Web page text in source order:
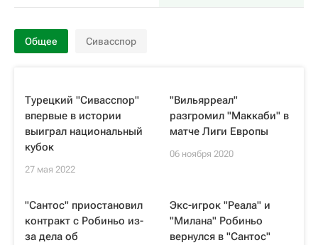
Общее Сивасспор
Турецкий "Сивасспор"
впервые в истории
выиграл национальный
кубок
27 мая 2022
"Вильярреал"
разгромил "Маккаби" в
матче Лиги Европы
06 ноября 2020
"Сантос" приостановил
контракт с Робиньо из-
за дела об
Экс-игрок "Реала" и
"Милана" Робиньо
вернулся в "Сантос"